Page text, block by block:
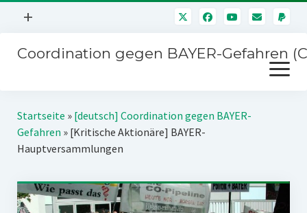
Menü
+
Mitmachen
Über uns
Kontakt
Impressum
Störfälle
Coordination gegen BAYER-Gefahren
Menü
öffnen
Kampagnen
BAYER-Hauptversammlungen
Jahrestagung
Startseite » [deutsch] Coordination gegen BAYER-
Gefahren » [Kritische Aktionäre] BAYER-
Hauptversammlungen